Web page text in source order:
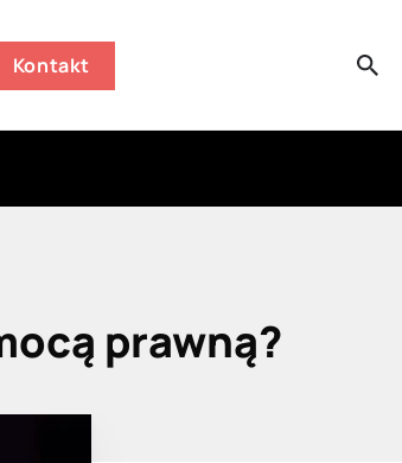
Kontakt
prawną?